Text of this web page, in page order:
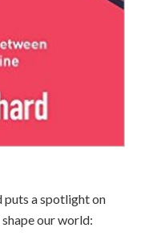
puts a spotlight on
our world: